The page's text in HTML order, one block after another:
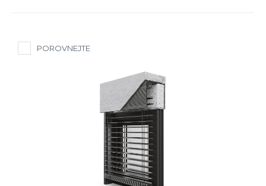
POROVNEJTE